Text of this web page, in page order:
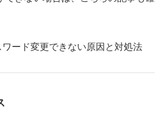
ード変更できない原因と対処法